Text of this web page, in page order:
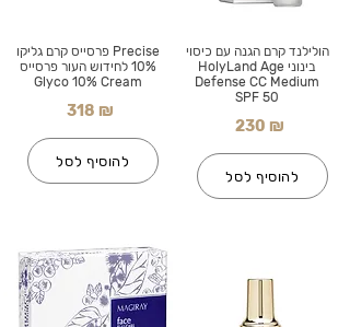
Precise פרסייס קרם גליקו
10% לחידוש העור פרסייס
Glyco 10% Cream
318 ₪
להוסיף לסל
הולילנד קרם הגנה עם כיסוי
בינוני HolyLand Age
Defense CC Medium
SPF 50
230 ₪
להוסיף לסל